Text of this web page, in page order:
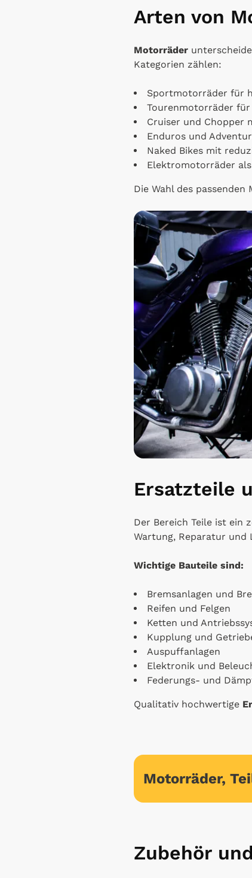
Arten von
Motorräder
Kategorien zählen:
Sportmotorräder für
Tourenmotorräder
Cruiser und Chopper
Enduros und
Naked Bikes mit
Elektromotorräder
Die Wahl des passenden
Ersatzteile
Der Bereich Teile ist ein
Wartung, Reparatur und
Wichtige Bauteile sind:
Bremsanlagen und
Reifen und Felgen
Ketten und
Kupplung und
Auspuffanlagen
Elektronik und
Federungs- und
Qualitativ hochwertige
Motorräder,
Zubehör